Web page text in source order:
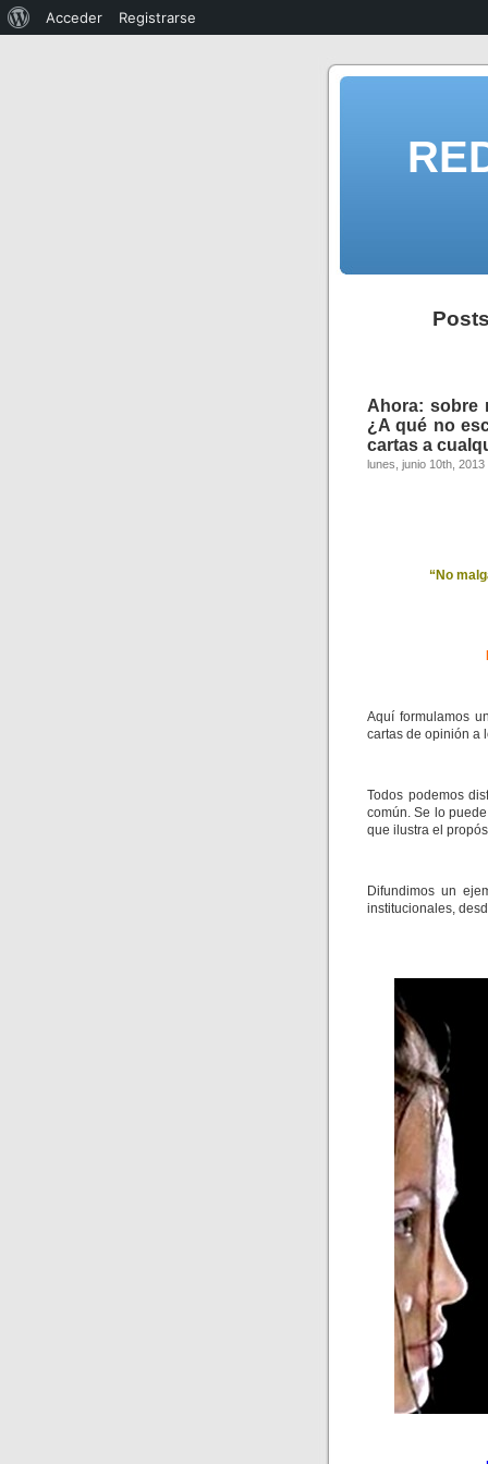
Ahora: sobre
¿A qué no
cartas a
lunes, junio 10th, 2013
“No
Aquí formulamos
cartas de opinión a
Todos podemos
común. Se lo
que ilustra el
Difundimos un
institucionales,
Acceder Registrarse